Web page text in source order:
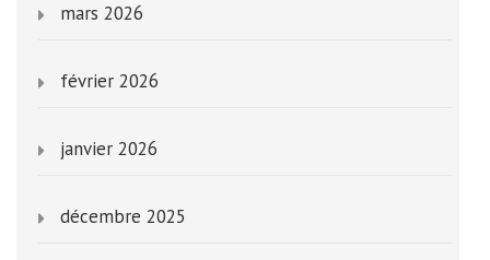
mars 2026
février 2026
janvier 2026
décembre 2025